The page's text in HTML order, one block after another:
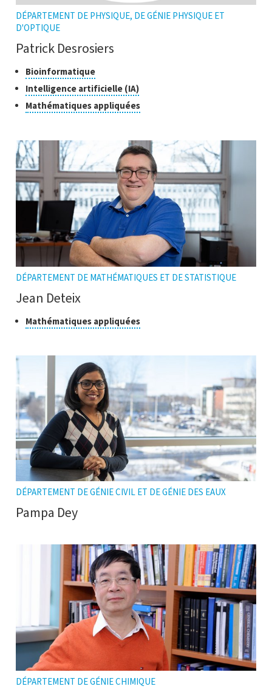
DÉPARTEMENT DE PHYSIQUE, DE GÉNIE PHYSIQUE ET
D'OPTIQUE
Patrick Desrosiers
Classes
de
recherche
BioinformatiqueCliquer
pour
ouvrir
l'infobulle
Intelligence artificielle (IA)Cliquer
ouvrir
Mathématiques appliquéesCliquer
l'infobulle
DÉPARTEMENT DE MATHÉMATIQUES ET DE STATISTIQUE
Jean Deteix
Classe
Mathématiques appliquéesCliquer
pour
l'infobulle
DÉPARTEMENT DE GÉNIE CIVIL ET DE GÉNIE DES EAUX
Pampa Dey
DÉPARTEMENT DE GÉNIE CHIMIQUE